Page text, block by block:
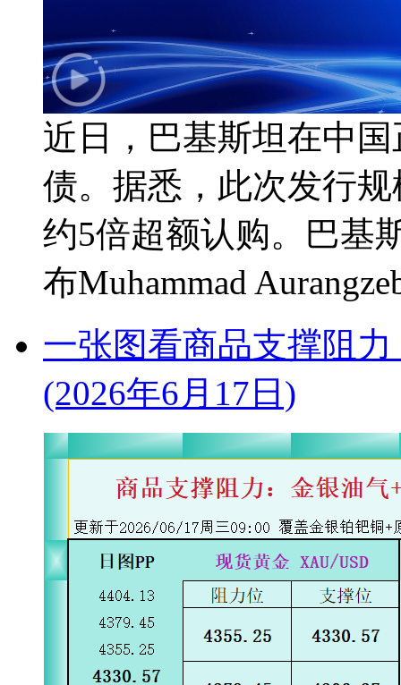
近日，巴基斯坦在中
债。据悉，此次发行
约5倍超额认购。巴基
布Muhammad
一张图看商品支撑阻
(2026年6月17日)